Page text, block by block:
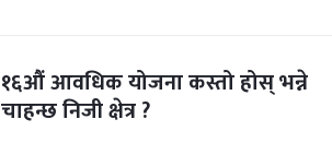
१६औं आवधिक योजना कस्तो होस् भन्ने
चाहन्छ निजी क्षेत्र ?